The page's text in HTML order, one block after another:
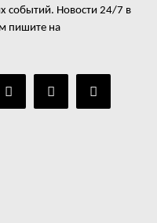
событий. Новости 24/7 в
пишите на